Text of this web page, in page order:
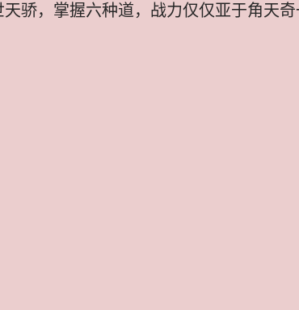
骄，掌握六种道，战力仅仅亚于角天